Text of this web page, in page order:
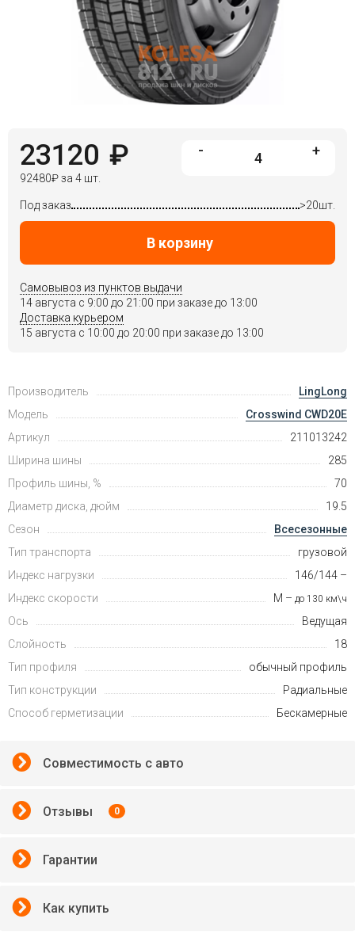
23120 ₽
92480₽за 4 шт.
- +
Под заказ >20шт.
В корзину
Самовывоз из пунктов выдачи
14 августа c 9:00 до 21:00 при заказе до 13:00
Доставка курьером
15 августа c 10:00 до 20:00 при заказе до 13:00
Производитель
LingLong
Модель
Crosswind CWD20E
Артикул
211013242
Ширина шины
285
Профиль шины, %
70
Диаметр диска, дюйм
19.5
Сезон
Всесезонные
Тип транспорта
грузовой
Индекс нагрузки
146/144 –
Индекс скорости
M – до 130 км\ч
Ось
Ведущая
Слойность
18
Тип профиля
обычный профиль
Тип конструкции
Радиальные
Способ герметизации
Бескамерные
Совместимость с авто
Отзывы 0
Гарантии
Как купить